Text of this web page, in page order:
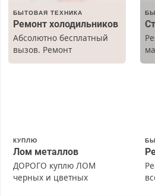
БЫТОВАЯ ТЕХНИКА
Ремонт холодильников
Абсолютно бесплатный
вызов. Ремонт
холодильников всех
КУПЛЮ
Лом металлов
ДОРОГО куплю ЛОМ
черных и цветных